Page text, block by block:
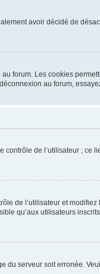
avoir décidé de
forum. Les cookies
au forum,
de l’utilisateur ; ce
de l’utilisateur et
qu’aux utilisateurs
du serveur soit erronée.